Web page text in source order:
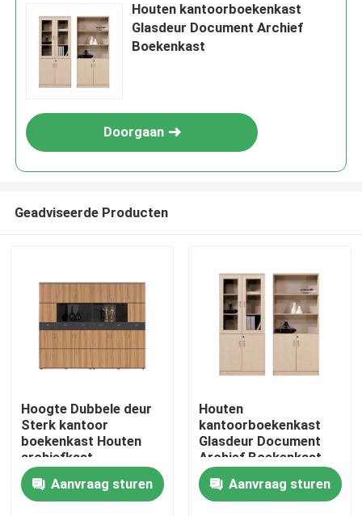
Thuis
Houten kantoorboekenkast
Glasdeur Document Archief
Boekenkast
Doorgaan
Geadviseerde Producten
Hoogte Dubbele deur
Sterk kantoor
boekenkast Houten
archiefkast
Aanvraag sturen
Houten
kantoorboekenkast
Glasdeur Document
Archief Boekenkast
Aanvraag sturen